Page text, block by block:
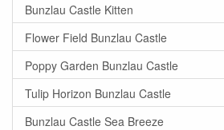
Bunzlau Castle Kitten
Flower Field Bunzlau Castle
Poppy Garden Bunzlau Castle
Tulip Horizon Bunzlau Castle
Bunzlau Castle Sea Breeze